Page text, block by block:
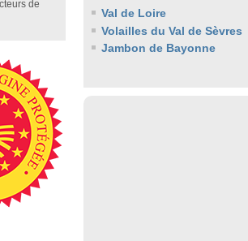
de
Val de Loire
Volailles du Val de Sèvres
Jambon de Bayonne